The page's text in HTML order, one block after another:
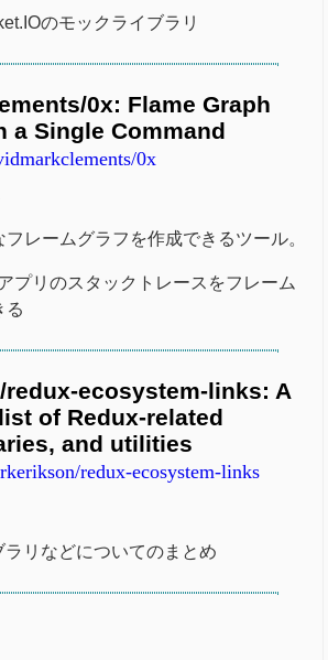
のモックライブラリ
0x: Flame Graph
a Single Command
0x
レームグラフを作成できるツール。
プリのスタックトレースをフレーム
る
ecosystem-links: A
of Redux-related
and utilities
redux-ecosystem-links
リなどについてのまとめ